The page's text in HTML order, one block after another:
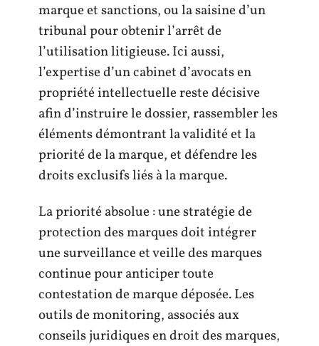
marque et sanctions, ou la saisine d’un
tribunal pour obtenir l’arrêt de
l’utilisation litigieuse. Ici aussi,
l’expertise d’un cabinet d’avocats en
propriété intellectuelle reste décisive
afin d’instruire le dossier, rassembler les
éléments démontrant la validité et la
priorité de la marque, et défendre les
droits exclusifs liés à la marque.
La priorité absolue : une stratégie de
protection des marques doit intégrer
une surveillance et veille des marques
continue pour anticiper toute
contestation de marque déposée. Les
outils de monitoring, associés aux
conseils juridiques en droit des marques,